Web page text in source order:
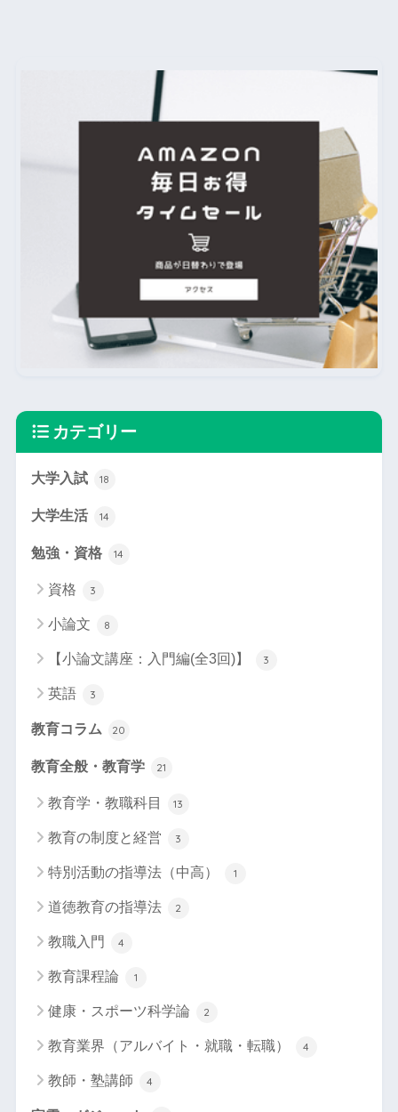
カテゴリー
大学入試 18
大学生活 14
勉強・資格 14
資格 3
小論文 8
【小論文講座：入門編(全3回)】 3
英語 3
教育コラム 20
教育全般・教育学 21
教育学・教職科目 13
教育の制度と経営 3
特別活動の指導法（中高） 1
道徳教育の指導法 2
教職入門 4
教育課程論 1
健康・スポーツ科学論 2
教育業界（アルバイト・就職・転職） 4
教師・塾講師 4